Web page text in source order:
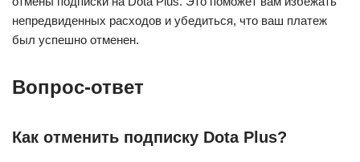
непредвиденных расходов и убедиться, что ваш платеж
был успешно отменен.
Вопрос-ответ
Как отменить подписку Dota Plus?